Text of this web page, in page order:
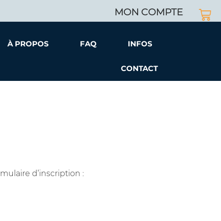
MON COMPTE
À PROPOS FAQ INFOS
CONTACT
d’inscription :